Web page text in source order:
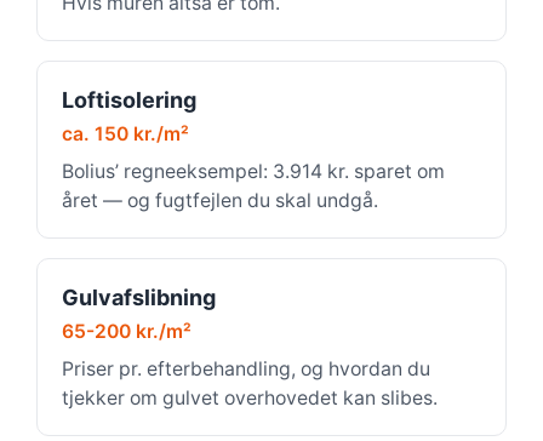
Loftisolering
ca. 150 kr./m²
Bolius’ regneeksempel: 3.914 kr. sparet om
året — og fugtfejlen du skal undgå.
Gulvafslibning
65-200 kr./m²
Priser pr. efterbehandling, og hvordan du
tjekker om gulvet overhovedet kan slibes.